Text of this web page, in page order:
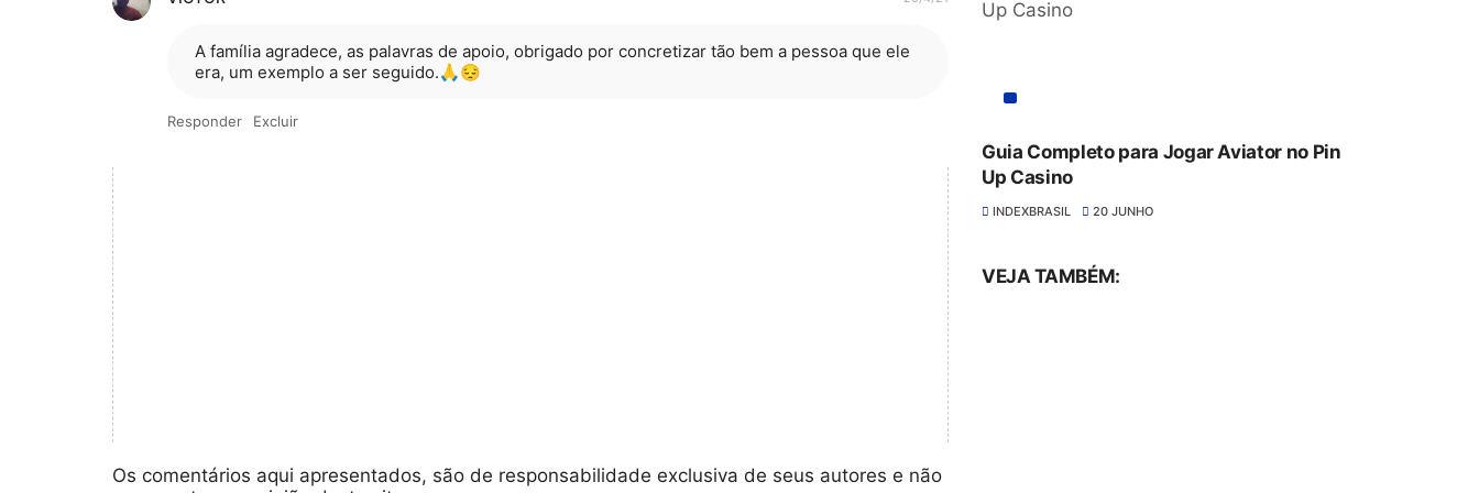
A família agradece, as palavras de apoio, obrigado por concretizar tão bem a pessoa que ele
era, um exemplo a ser seguido.🙏😔
Responder Excluir
Os comentários aqui apresentados, são de responsabilidade exclusiva de seus autores e não
Guia Completo para Jogar Aviator no Pin
Up Casino
INDEXBRASIL 20 JUNHO
VEJA TAMBÉM: